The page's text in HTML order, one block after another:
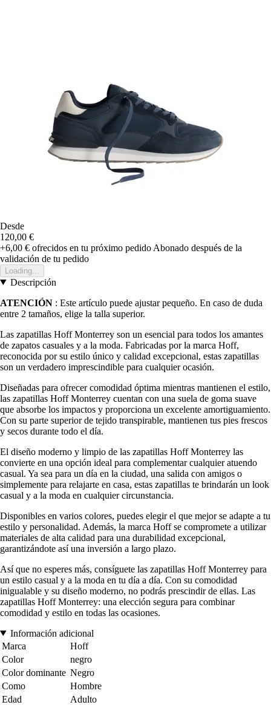
Desde
120,00 €
+6,00 € ofrecidos en tu próximo pedido Abonado después de la
validación de tu pedido
Loading...
Descripción
ATENCIÓN : Este artículo puede ajustar pequeño. En caso de duda
entre 2 tamaños, elige la talla superior.
Las zapatillas Hoff Monterrey son un esencial para todos los amantes
de zapatos casuales y a la moda. Fabricadas por la marca Hoff,
reconocida por su estilo único y calidad excepcional, estas zapatillas
son un verdadero imprescindible para cualquier ocasión.
Diseñadas para ofrecer comodidad óptima mientras mantienen el estilo,
las zapatillas Hoff Monterrey cuentan con una suela de goma suave
que absorbe los impactos y proporciona un excelente amortiguamiento.
Con su parte superior de tejido transpirable, mantienen tus pies frescos
y secos durante todo el día.
El diseño moderno y limpio de las zapatillas Hoff Monterrey las
convierte en una opción ideal para complementar cualquier atuendo
casual. Ya sea para un día en la ciudad, una salida con amigos o
simplemente para relajarte en casa, estas zapatillas te brindarán un look
casual y a la moda en cualquier circunstancia.
Disponibles en varios colores, puedes elegir el que mejor se adapte a tu
estilo y personalidad. Además, la marca Hoff se compromete a utilizar
materiales de alta calidad para una durabilidad excepcional,
garantizándote así una inversión a largo plazo.
Así que no esperes más, consíguete las zapatillas Hoff Monterrey para
un estilo casual y a la moda en tu día a día. Con su comodidad
inigualable y su diseño moderno, no podrás prescindir de ellas. Las
zapatillas Hoff Monterrey: una elección segura para combinar
comodidad y estilo en todas las ocasiones.
Información adicional
Marca
Hoff
Color
negro
Color dominante Negro
Como
Hombre
Edad
Adulto